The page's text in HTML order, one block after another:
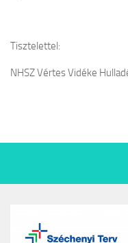
Tisztelettel:
NHSZ Vértes Vidéke